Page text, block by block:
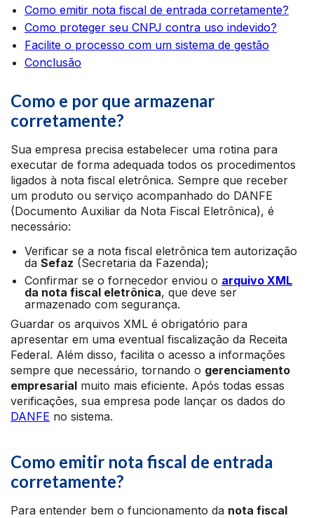
Como emitir nota fiscal de entrada corretamente?
Como proteger seu CNPJ contra uso indevido?
Facilite o processo com um sistema de gestão
Conclusão
Como e por que armazenar
corretamente?
Sua empresa precisa estabelecer uma rotina para
executar de forma adequada todos os procedimentos
ligados à nota fiscal eletrônica. Sempre que receber
um produto ou serviço acompanhado do DANFE
(Documento Auxiliar da Nota Fiscal Eletrônica), é
necessário:
Verificar se a nota fiscal eletrônica tem autorização
da Sefaz (Secretaria da Fazenda);
Confirmar se o fornecedor enviou o arquivo XML
da nota fiscal eletrônica, que deve ser
armazenado com segurança.
Guardar os arquivos XML é obrigatório para
apresentar em uma eventual fiscalização da Receita
Federal. Além disso, facilita o acesso a informações
sempre que necessário, tornando o gerenciamento
empresarial muito mais eficiente. Após todas essas
verificações, sua empresa pode lançar os dados do
DANFE no sistema.
Como emitir nota fiscal de entrada
corretamente?
Para entender bem o funcionamento da nota fiscal